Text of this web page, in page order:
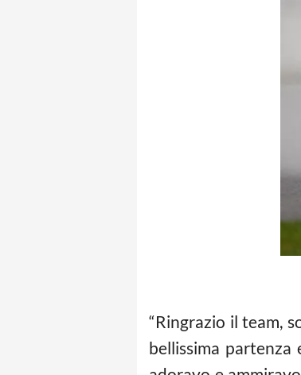
“Ringrazio il team,
bellissima